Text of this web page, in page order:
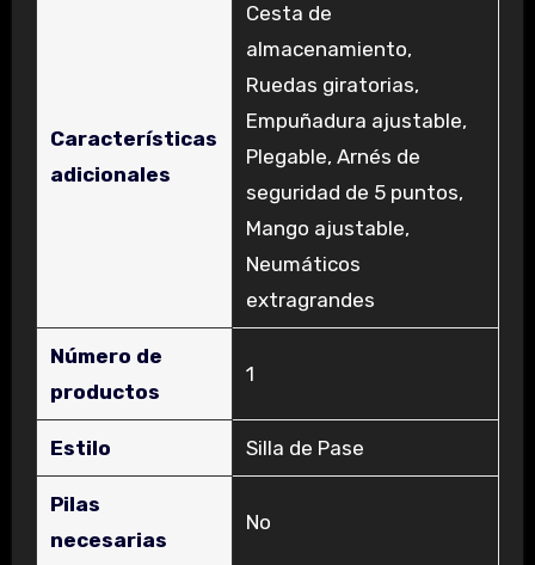
Características
adicionales
‎Cesta de
almacenamiento,
Ruedas giratorias,
Empuñadura ajustable,
Plegable, Arnés de
seguridad de 5 puntos,
Mango ajustable,
Neumáticos
extragrandes
Número de
productos
‎1
Estilo ‎Silla de Pase
Pilas
necesarias
‎No